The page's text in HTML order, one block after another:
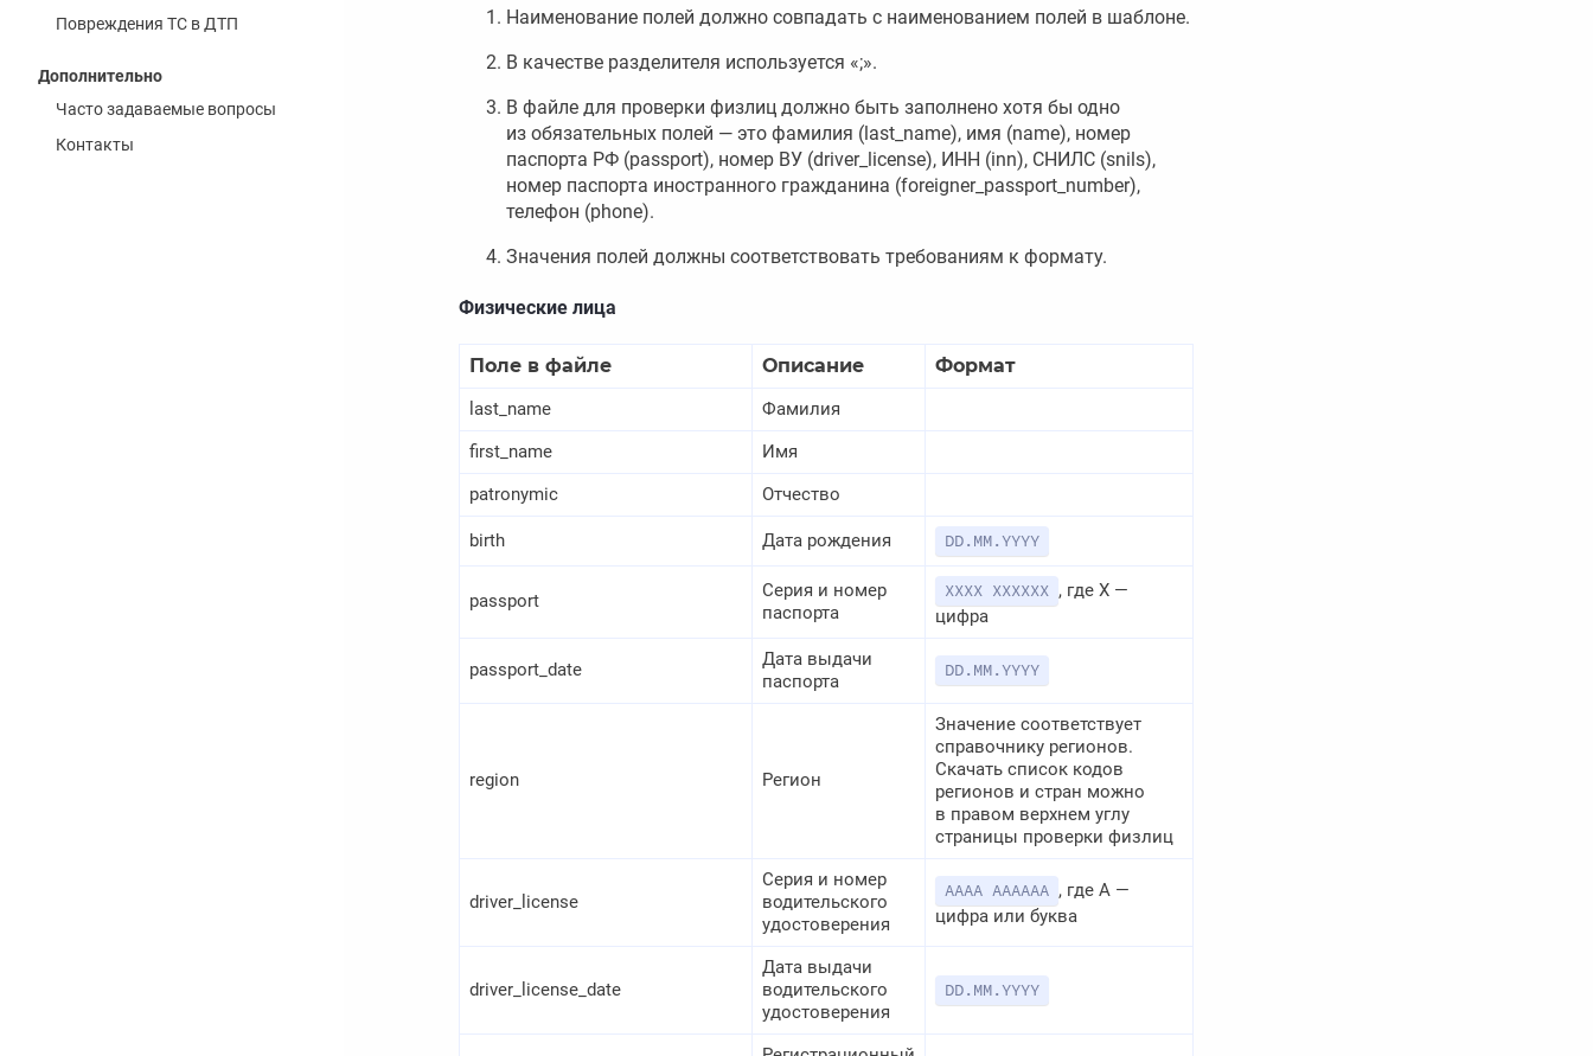
Повреждения ТС в ДТП
Дополнительно
Часто задаваемые вопросы
Контакты
Наименование полей должно совпадать с наименованием полей в шаблоне.
В качестве разделителя используется «;».
В файле для проверки физлиц должно быть заполнено хотя бы одно
из обязательных полей — это фамилия (last_name), имя (name), номер
паспорта РФ (passport), номер ВУ (driver_license), ИНН (inn), СНИЛС (snils),
номер паспорта иностранного гражданина (foreigner_passport_number),
телефон (phone).
Значения полей должны соответствовать требованиям к формату.
Физические лица
Поле в файле Описание Формат
last_name
Фамилия
first_name
Имя
patronymic
Отчество
birth Дата рождения DD.MM.YYYY
passport
Серия и номер
паспорта
XXXX XXXXXX , где X —
цифра
passport_date
Дата выдачи
паспорта
DD.MM.YYYY
region Регион
Значение соответствует
справочнику регионов.
Скачать список кодов
регионов и стран можно
в правом верхнем углу
страницы проверки физлиц
driver_license
Серия и номер
водительского
удостоверения
AAAA AAAAAA , где A —
цифра или буква
driver_license_date
Дата выдачи
водительского
удостоверения
DD.MM.YYYY